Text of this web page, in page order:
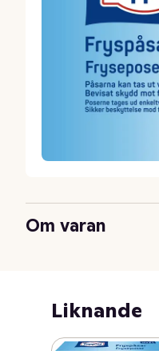
Om varan
Liknande